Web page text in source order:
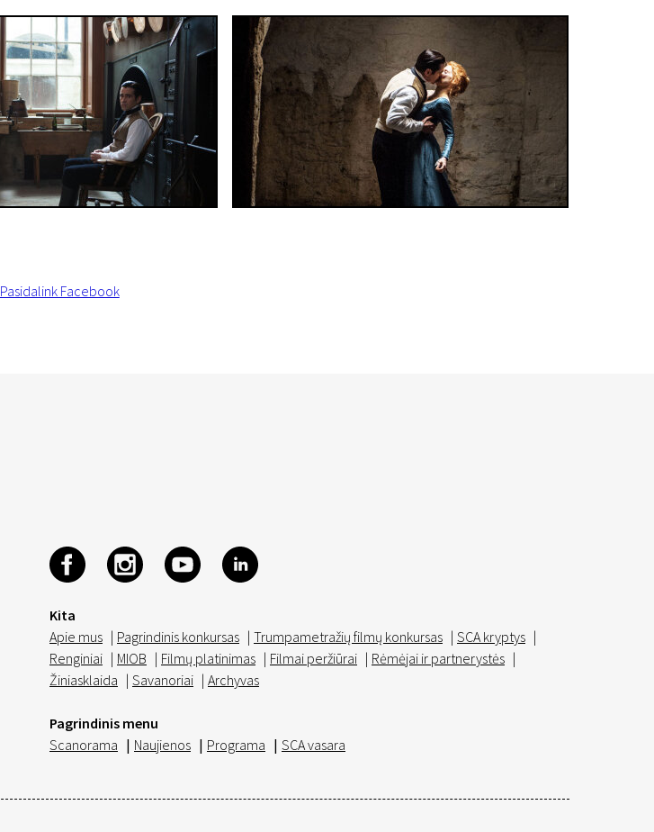
Pasidalink Facebook
Kita
Apie mus | Pagrindinis konkursas | Trumpametražių filmų konkursas | SCA kryptys |
Renginiai | MIOB | Filmų platinimas | Filmai peržiūrai | Rėmėjai ir partnerystės |
Žiniasklaida | Savanoriai | Archyvas
Pagrindinis menu
Scanorama | Naujienos | Programa | SCA vasara